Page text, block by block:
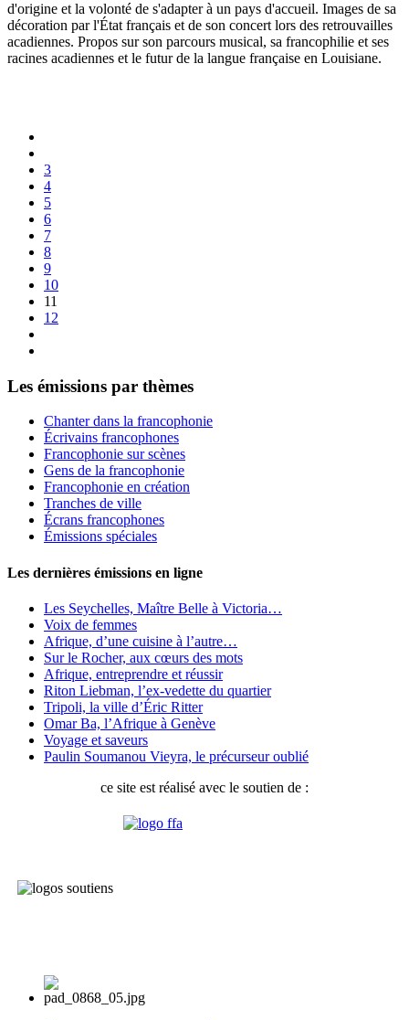
d'origine et la volonté de s'adapter à un pays d'accueil. Images de sa
décoration par l'État français et de son concert lors des retrouvailles
acadiennes. Propos sur son parcours musical, sa francophilie et ses
racines acadiennes et le futur de la langue française en Louisiane.
3
4
5
6
7
8
9
10
11
12
Les émissions par thèmes
Chanter dans la francophonie
Écrivains francophones
Francophonie sur scènes
Gens de la francophonie
Francophonie en création
Tranches de ville
Écrans francophones
Émissions spéciales
Les dernières émissions en ligne
Les Seychelles, Maître Belle à Victoria…
Voix de femmes
Afrique, d’une cuisine à l’autre…
Sur le Rocher, aux cœurs des mots
Afrique, entreprendre et réussir
Riton Liebman, l’ex-vedette du quartier
Tripoli, la ville d’Éric Ritter
Omar Ba, l’Afrique à Genève
Voyage et saveurs
Paulin Soumanou Vieyra, le précurseur oublié
ce site est réalisé avec le soutien de :